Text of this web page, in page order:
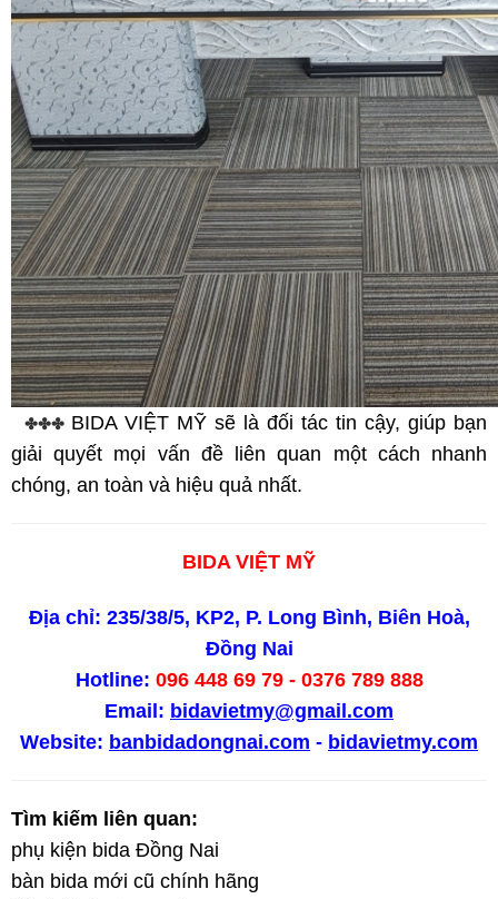
✤✤✤ BIDA VIỆT MỸ sẽ là đối tác tin cậy, giúp bạn
giải quyết mọi vấn đề liên quan một cách nhanh
chóng, an toàn và hiệu quả nhất.
BIDA VIỆT MỸ
Địa chỉ: 235/38/5, KP2, P. Long Bình, Biên Hoà,
Đồng Nai
Hotline: 096 448 69 79 - 0376 789 888
Email: bidavietmy@gmail.com
Website: banbidadongnai.com - bidavietmy.com
Tìm kiếm liên quan:
phụ kiện bida Đồng Nai
bàn bida mới cũ chính hãng